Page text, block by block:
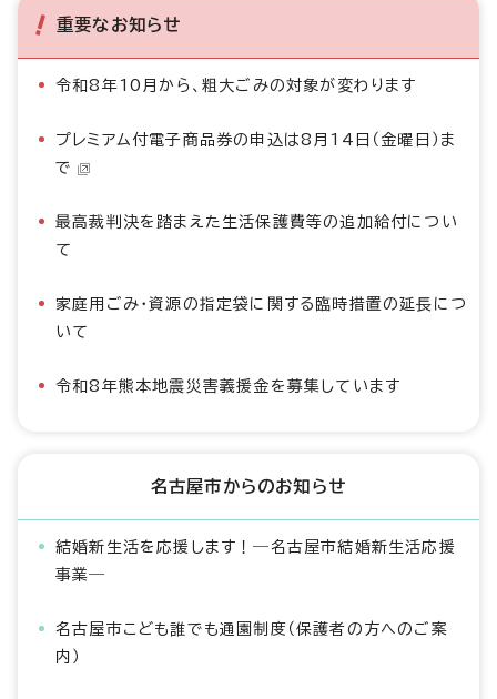
重要なお知らせ
令和8年10月から、粗大ごみの対象が変わります
プレミアム付電子商品券の申込は8月14日（金曜日）ま
で
最高裁判決を踏まえた生活保護費等の追加給付につい
て
家庭用ごみ・資源の指定袋に関する臨時措置の延長につ
いて
令和8年熊本地震災害義援金を募集しています
名古屋市からのお知らせ
結婚新生活を応援します！―名古屋市結婚新生活応援
事業―
名古屋市こども誰でも通園制度（保護者の方へのご案
内）